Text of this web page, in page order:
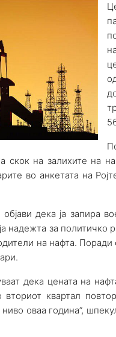
скок на залихите на
во анкетата на
објави дека ја запира
надежта за
на нафта.
дека цената на
вториот квартал
ниво оваа година”,